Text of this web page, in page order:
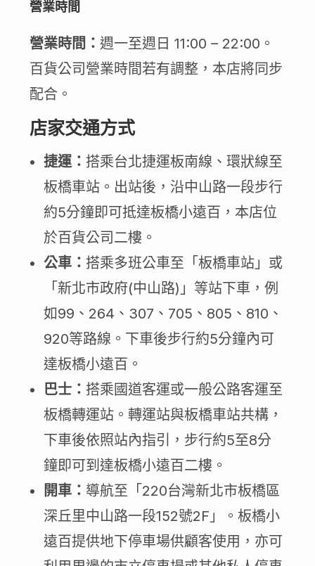
營業時間
營業時間：週一至週日 11:00 – 22:00。
百貨公司營業時間若有調整，本店將同步
配合。
店家交通方式
捷運： 搭乘台北捷運板南線、環狀線至
板橋車站。出站後，沿中山路一段步行
約5分鐘即可抵達板橋小遠百，本店位
於百貨公司二樓。
公車： 搭乘多班公車至「板橋車站」或
「新北市政府(中山路)」等站下車，例
如99、264、307、705、805、810、
920等路線。下車後步行約5分鐘內可
達板橋小遠百。
巴士： 搭乘國道客運或一般公路客運至
板橋轉運站。轉運站與板橋車站共構，
下車後依照站內指引，步行約5至8分
鐘即可到達板橋小遠百二樓。
開車： 導航至「220台灣新北市板橋區
深丘里中山路一段152號2F」。板橋小
遠百提供地下停車場供顧客使用，亦可